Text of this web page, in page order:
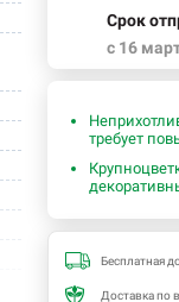
Срок
c 16
требует
Бесплатная
Доставка по